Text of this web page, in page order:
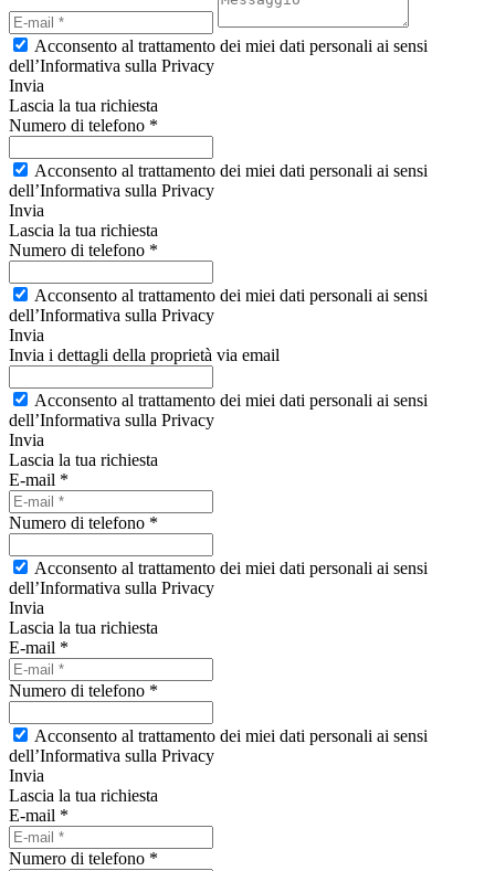
Acconsento al trattamento dei miei dati personali ai sensi
dell’Informativa sulla Privacy
Invia
Lascia la tua richiesta
Numero di telefono *
Acconsento al trattamento dei miei dati personali ai sensi
dell’Informativa sulla Privacy
Invia
Lascia la tua richiesta
Numero di telefono *
Acconsento al trattamento dei miei dati personali ai sensi
dell’Informativa sulla Privacy
Invia
Invia i dettagli della proprietà via email
Acconsento al trattamento dei miei dati personali ai sensi
dell’Informativa sulla Privacy
Invia
Lascia la tua richiesta
E-mail *
Numero di telefono *
Acconsento al trattamento dei miei dati personali ai sensi
dell’Informativa sulla Privacy
Invia
Lascia la tua richiesta
E-mail *
Numero di telefono *
Acconsento al trattamento dei miei dati personali ai sensi
dell’Informativa sulla Privacy
Invia
Lascia la tua richiesta
E-mail *
Numero di telefono *